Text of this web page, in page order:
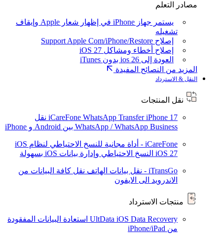
مصادر التعلم
يستمر جهاز iPhone في إظهار شعار Apple وإيقاف
تشغيله
إصلاح Support Apple Com/iPhone/Restore
إصلاح أخطاء ومشاكل iOS 27
العودة إلى ios 26 بدون iTunes
المزيد من النصائح المفيدة
النقل & الاسترداد
نقل المنتجات
iCareFone WhatsApp TransferiPhone 17
نقل
WhatsApp / WhatsApp Business بين Android و iPhone
iCareFone - أداة مجانية للنسخ الاحتياطي لنظام iOS
iOS 27 النسخ الاحتياطي وإدارة بيانات iOS بسهولة
iTransGo - نقل بيانات الهاتف
نقل كافة البيانات من
الاندرويد الى الايفون
منتجات الاسترداد
UltData iOS Data Recovery استعادة البيانات المفقودة
من iPhone/iPad